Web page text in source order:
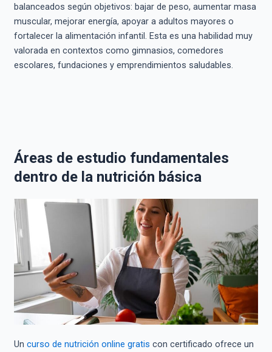
balanceados según objetivos: bajar de peso, aumentar masa
muscular, mejorar energía, apoyar a adultos mayores o
fortalecer la alimentación infantil. Esta es una habilidad muy
valorada en contextos como gimnasios, comedores
escolares, fundaciones y emprendimientos saludables.
Áreas de estudio fundamentales
dentro de la nutrición básica
Un curso de nutrición online gratis con certificado ofrece un